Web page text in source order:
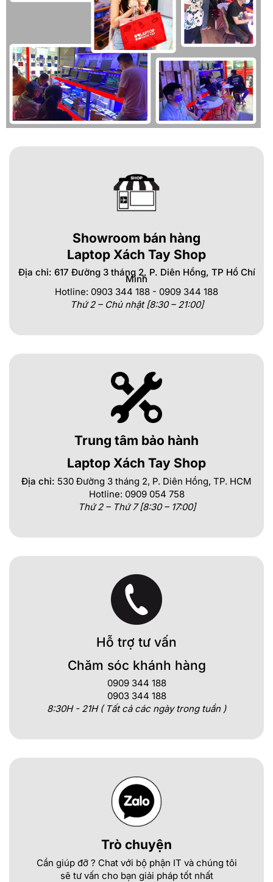
Showroom bán hàng
Laptop Xách Tay Shop
Địa chỉ: 617 Đường 3 tháng 2, P. Diên Hồng, TP Hồ Chí
Minh
Hotline: 0903 344 188 - 0909 344 188
Thứ 2 – Chủ nhật [8:30 – 21:00]
Trung tâm bảo hành
Laptop Xách Tay Shop
Địa chỉ: 530 Đường 3 tháng 2, P. Diên Hồng, TP. HCM
Hotline: 0909 054 758
Thứ 2 – Thứ 7 [8:30 – 17:00]
Hỗ trợ tư vấn
Chăm sóc khánh hàng
0909 344 188
0903 344 188
8:30H - 21H ( Tất cả các ngày trong tuần )
Trò chuyện
Cần giúp đỡ ? Chat với bộ phận IT và chúng tôi
sẽ tư vấn cho bạn giải pháp tốt nhất